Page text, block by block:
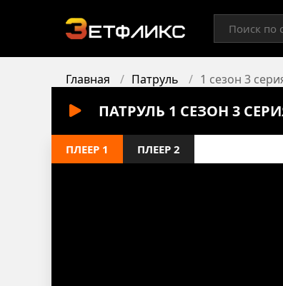
Главная Патруль 1 сезон 3
ПАТРУЛЬ 1 СЕЗОН 3
ПЛЕЕР 1 ПЛЕЕР 2